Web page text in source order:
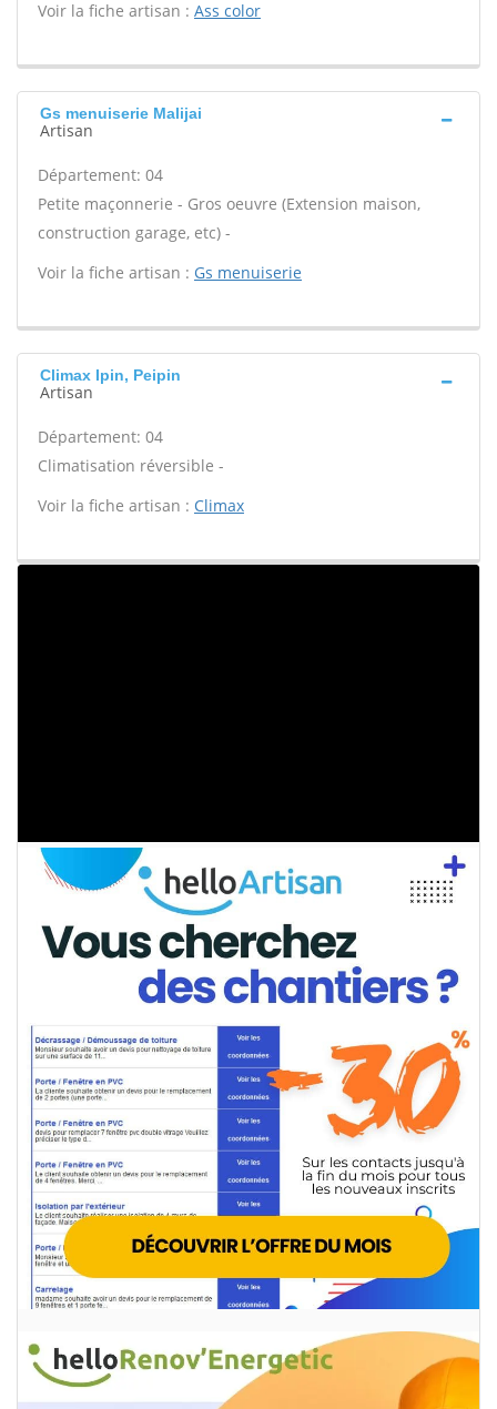
Voir la fiche artisan : Ass color
Gs menuiserie Malijai
Artisan
Département: 04
Petite maçonnerie - Gros oeuvre (Extension maison,
construction garage, etc) -
Voir la fiche artisan : Gs menuiserie
Climax Ipin, Peipin
Artisan
Département: 04
Climatisation réversible -
Voir la fiche artisan : Climax